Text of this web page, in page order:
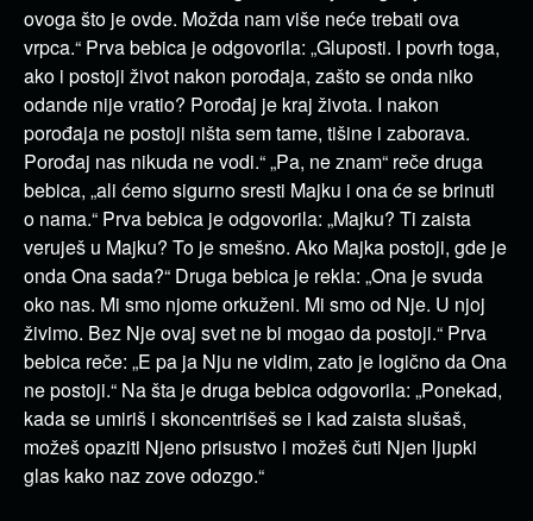
ovoga što je ovde. Možda nam više neće trebati ova
vrpca.“ Prva bebica je odgovorila: „Gluposti. I povrh toga,
ako i postoji život nakon porođaja, zašto se onda niko
odande nije vratio? Porođaj je kraj života. I nakon
porođaja ne postoji ništa sem tame, tišine i zaborava.
Porođaj nas nikuda ne vodi.“ „Pa, ne znam“ reče druga
bebica, „ali ćemo sigurno sresti Majku i ona će se brinuti
o nama.“ Prva bebica je odgovorila: „Majku? Ti zaista
veruješ u Majku? To je smešno. Ako Majka postoji, gde je
onda Ona sada?“ Druga bebica je rekla: „Ona je svuda
oko nas. Mi smo njome orkuženi. Mi smo od Nje. U njoj
živimo. Bez Nje ovaj svet ne bi mogao da postoji.“ Prva
bebica reče: „E pa ja Nju ne vidim, zato je logično da Ona
ne postoji.“ Na šta je druga bebica odgovorila: „Ponekad,
kada se umiriš i skoncentrišeš se i kad zaista slušaš,
možeš opaziti Njeno prisustvo i možeš čuti Njen ljupki
glas kako naz zove odozgo.“